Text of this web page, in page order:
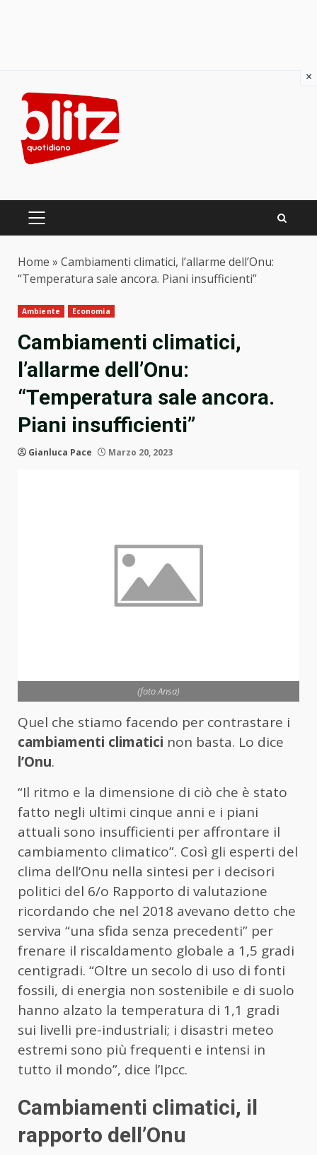
content
PRIMARY
Home » Cambiamenti climatici, l’allarme dell’Onu:
“Temperatura sale ancora. Piani insufficienti”
Ambiente Economia
Cambiamenti climatici,
l’allarme dell’Onu:
“Temperatura sale ancora.
Piani insufficienti”
Gianluca Pace Marzo 20, 2023
(foto Ansa)
Quel che stiamo facendo per contrastare i
cambiamenti climatici non basta. Lo dice
l’Onu.
“Il ritmo e la dimensione di ciò che è stato
fatto negli ultimi cinque anni e i piani
attuali sono insufficienti per affrontare il
cambiamento climatico”. Così gli esperti del
clima dell’Onu nella sintesi per i decisori
politici del 6/o Rapporto di valutazione
ricordando che nel 2018 avevano detto che
serviva “una sfida senza precedenti” per
frenare il riscaldamento globale a 1,5 gradi
centigradi. “Oltre un secolo di uso di fonti
fossili, di energia non sostenibile e di suolo
hanno alzato la temperatura di 1,1 gradi
sui livelli pre-industriali; i disastri meteo
estremi sono più frequenti e intensi in
tutto il mondo”, dice l’Ipcc.
Cambiamenti climatici, il
rapporto dell’Onu
×